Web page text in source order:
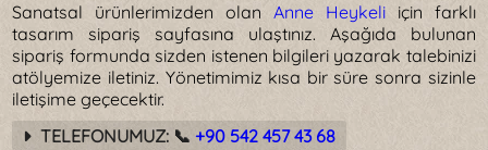
Sanatsal ürünlerimizden olan Anne Heykeliiçin farklı
tasarım sipariş sayfasına ulaştınız. Aşağıda bulunan
sipariş formunda sizden istenen bilgileri yazarak talebinizi
atölyemize iletiniz. Yönetimimiz kısa bir süre sonra sizinle
iletişime geçecektir.
TELEFONUMUZ: 📞+90 542 457 43 68